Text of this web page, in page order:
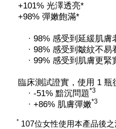
+101% 光澤透亮*
+98% 彈嫩飽滿*
· 98% 感受到延緩肌膚
· 98% 感受到皺紋不易
· 99% 感受到肌膚更緊
臨床測試證實，使用 1
· -51% 黯沉問題*3
· +86% 肌膚彈嫩*3
* 107位女性使用本產品後